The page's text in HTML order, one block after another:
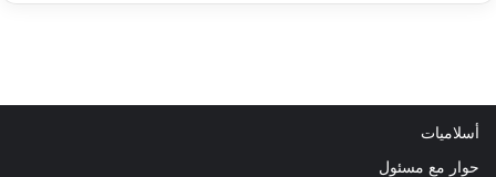
أسلاميات
حوار مع مسئول